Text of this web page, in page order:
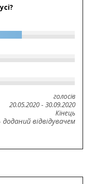
голосів
20.05.2020- 30.09.2020
Кінець
доданий відвідувачем